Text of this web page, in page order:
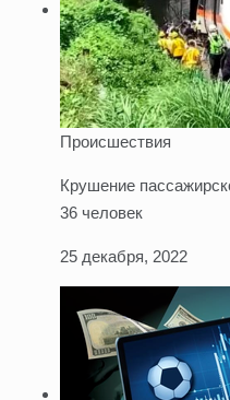
Происшествия
Крушение
36 человек
25 декабря, 2022